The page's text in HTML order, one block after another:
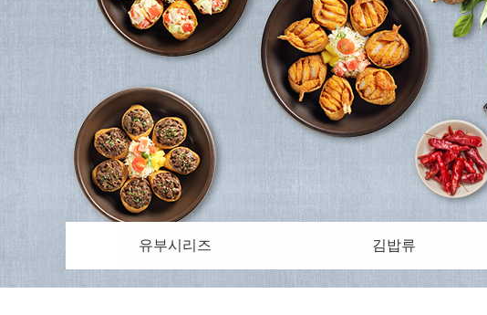
유부시리즈 김밥류